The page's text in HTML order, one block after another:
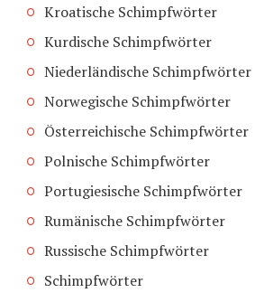
Kroatische Schimpfwörter
Kurdische Schimpfwörter
Niederländische Schimpfwörter
Norwegische Schimpfwörter
Österreichische Schimpfwörter
Polnische Schimpfwörter
Portugiesische Schimpfwörter
Rumänische Schimpfwörter
Russische Schimpfwörter
Schimpfwörter